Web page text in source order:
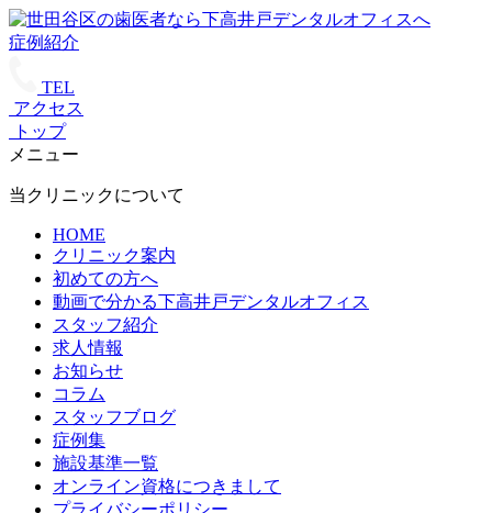
症例紹介
TEL
アクセス
トップ
メニュー
当クリニックについて
HOME
クリニック案内
初めての方へ
動画で分かる下高井戸デンタルオフィス
スタッフ紹介
求人情報
お知らせ
コラム
スタッフブログ
症例集
施設基準一覧
オンライン資格につきまして
プライバシーポリシー